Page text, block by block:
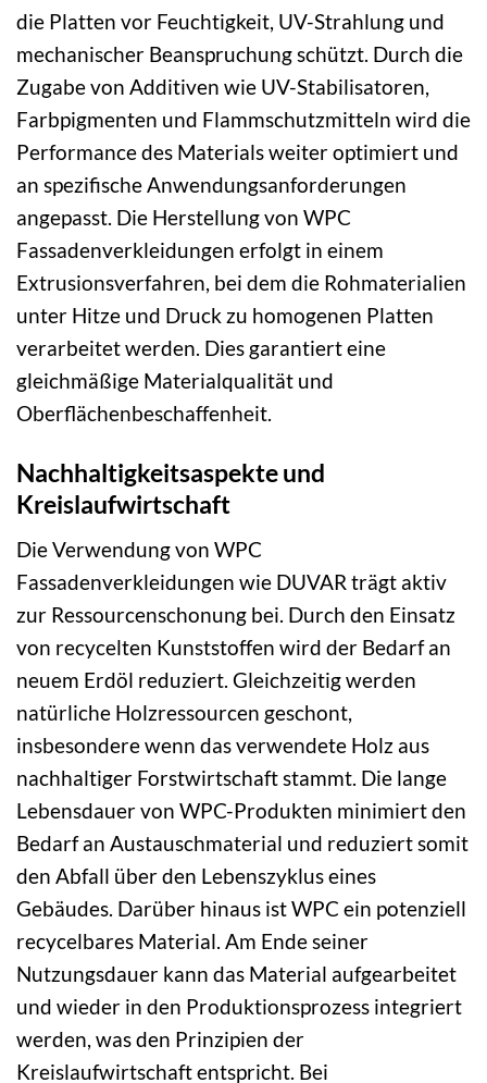
die Platten vor Feuchtigkeit, UV-Strahlung und
mechanischer Beanspruchung schützt. Durch die
Zugabe von Additiven wie UV-Stabilisatoren,
Farbpigmenten und Flammschutzmitteln wird die
Performance des Materials weiter optimiert und
an spezifische Anwendungsanforderungen
angepasst. Die Herstellung von WPC
Fassadenverkleidungen erfolgt in einem
Extrusionsverfahren, bei dem die Rohmaterialien
unter Hitze und Druck zu homogenen Platten
verarbeitet werden. Dies garantiert eine
gleichmäßige Materialqualität und
Oberflächenbeschaffenheit.
Nachhaltigkeitsaspekte und
Kreislaufwirtschaft
Die Verwendung von WPC
Fassadenverkleidungen wie DUVAR trägt aktiv
zur Ressourcenschonung bei. Durch den Einsatz
von recycelten Kunststoffen wird der Bedarf an
neuem Erdöl reduziert. Gleichzeitig werden
natürliche Holzressourcen geschont,
insbesondere wenn das verwendete Holz aus
nachhaltiger Forstwirtschaft stammt. Die lange
Lebensdauer von WPC-Produkten minimiert den
Bedarf an Austauschmaterial und reduziert somit
den Abfall über den Lebenszyklus eines
Gebäudes. Darüber hinaus ist WPC ein potenziell
recycelbares Material. Am Ende seiner
Nutzungsdauer kann das Material aufgearbeitet
und wieder in den Produktionsprozess integriert
werden, was den Prinzipien der
Kreislaufwirtschaft entspricht. Bei